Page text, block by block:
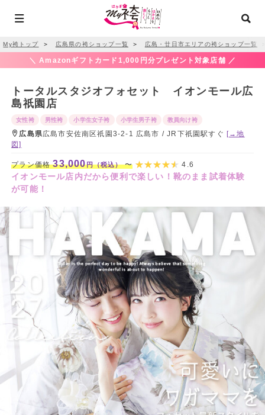
My袴トップ ＞ 広島県の袴ショップ一覧 ＞ 広島・廿日市エリアの袴ショップ一覧
＼ Amazonギフトカード1,000円分プレゼント対象店舗 ／
トータルスタジオフォセット イオンモール広
島祇園店
女性袴 男性袴 小学生女子袴 小学生男子袴 教員向け袴
広島県広島市安佐南区祇園3-2-1 広島市 / JR下祇園駅すぐ [→地
図]
プラン価格33,000円（税込）〜 4.6
イオンモール店内だから便利で楽しい！靴のまま試着体験
が可能！